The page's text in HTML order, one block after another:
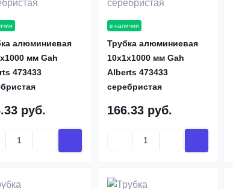
алюминиевая
мм Gah
473433
руб.
в наличии
Трубка алюминиевая
10х1х1000 мм Gah
Alberts 473433
серебристая
166.33 руб.